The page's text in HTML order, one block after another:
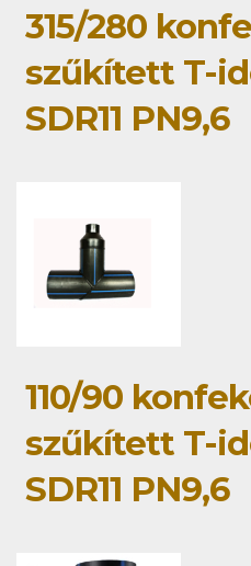
315/280
szűkített T-
SDR11 PN9,6
110/90
szűkített T-
SDR11 PN9,6